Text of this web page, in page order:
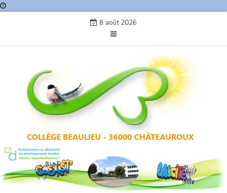
8 août 2026
COLLÈGE BEAULIEU –
CHÂTEAUROUX